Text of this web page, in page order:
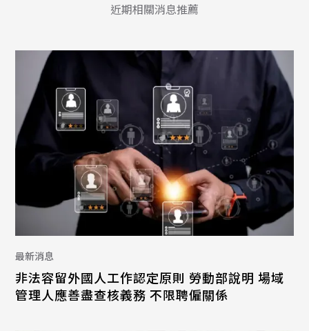
近期相關消息推薦
最新消息
非法容留外國人工作認定原則 勞動部說明 場域
管理人應善盡查核義務 不限聘僱關係